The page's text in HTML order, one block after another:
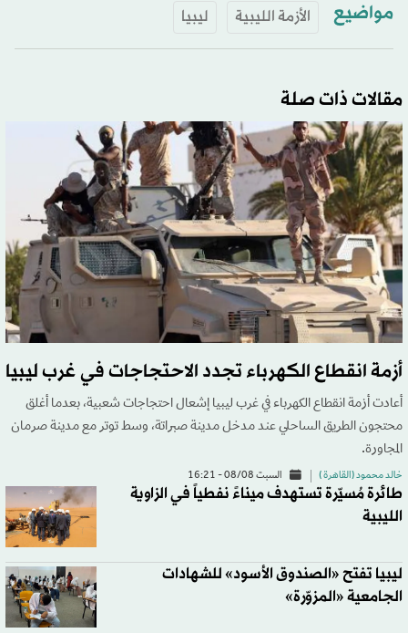
مواضيع الأزمة الليبية ليبيا
مقالات ذات صلة
أزمة انقطاع الكهرباء تجدد الاحتجاجات في غرب ليبيا
أعادت أزمة انقطاع الكهرباء في غرب ليبيا إشعال احتجاجات شعبية، بعدما أغلق
محتجون الطريق الساحلي عند مدخل مدينة صبراتة، وسط توتر مع مدينة صرمان
المجاورة.
خالد محمود (القاهرة ) السبت 08/08 - 16:21
طائرة مُسيّرة تستهدف ميناءً نفطياً في الزاوية
الليبية
ليبيا تفتح «الصندوق الأسود» للشهادات
الجامعية «المزوّرة»